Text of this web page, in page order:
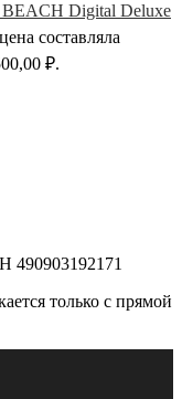
Digital Deluxe
составляла
₽.
490903192171
только с прямой